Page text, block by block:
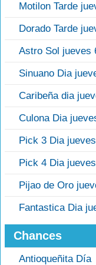
Motilon Tarde
Dorado Tarde
Astro Sol jueves
Sinuano Dia
Caribeña dia
Culona Dia
Pick 3 Dia
Pick 4 Dia
Pijao de Oro
Fantastica Dia
Chances
Antioqueñita Día